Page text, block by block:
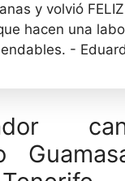
y volvió
hacen una
-